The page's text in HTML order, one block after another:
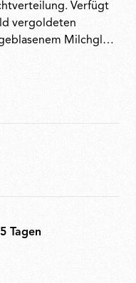
Verfügt
vergoldeten
Milchglas.
Tagen